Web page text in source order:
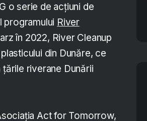
o serie de acțiuni de
programului River
în 2022, River Cleanup
din Dunăre, ce
țările riverane Dunării
Act for Tomorrow,